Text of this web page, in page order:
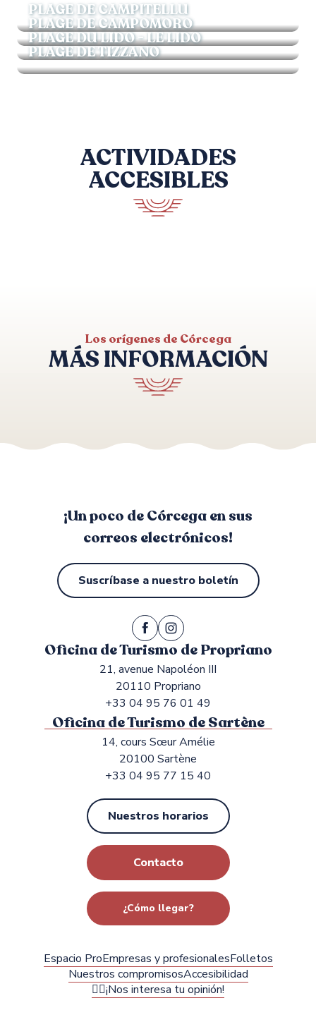
PLAGE DE CAMPITELLU
PLAGE DE CAMPOMORO
PLAGE DU LIDO - LE LIDO
PLAGE DE TIZZANO
ACTIVIDADES
ACCESIBLES
MUSEE DE PREHISTOIRE ET
D'ARCHEOLOGIE
Los orígenes de Córcega
MÁS INFORMACIÓN
¡Un poco de Córcega en sus
correos electrónicos!
Suscríbase a nuestro boletín
Oficina de Turismo de Propriano
21, avenue Napoléon III
20110 Propriano
+33 04 95 76 01 49
Oficina de Turismo de Sartène
14, cours Sœur Amélie
20100 Sartène
+33 04 95 77 15 40
Nuestros horarios
Contacto
¿Cómo llegar?
Espacio ProEmpresas y profesionalesFolletos
Nuestros compromisosAccesibilidad
✍🏻¡Nos interesa tu opinión!